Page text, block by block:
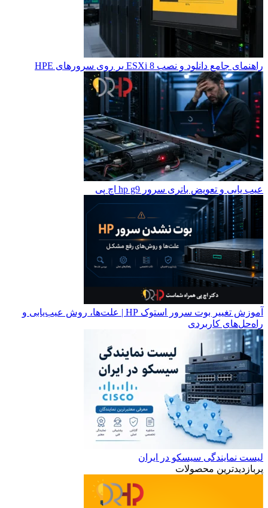
راهنمای جامع دانلود و نصب ESXi 8 بر روی سرورهای HPE
عیب یابی و تعویض باتری سرور hp g9 اچ پی
آموزش تغییر بوت سرور استوک HP | علت‌ها، روش عیب‌یابی و
راه‌حل‌های کاربردی
لیست نمایندگی سیسکو در ایران
پربازدیدترین محصولات